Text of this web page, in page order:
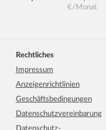
€/Monat
Rechtliches
Impressum
Anzeigenrichtlinien
Geschäftsbedingungen
Datenschutzvereinbarung